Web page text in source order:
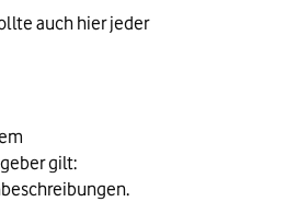
auch hier jeder
gilt: